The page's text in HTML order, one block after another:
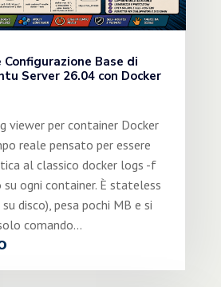
Base di
Server 26.04 con Docker
viewer per container Docker
reale pensato per essere
al classico docker logs -f
ogni container. È stateless
disco), pesa pochi MB e si
comando...